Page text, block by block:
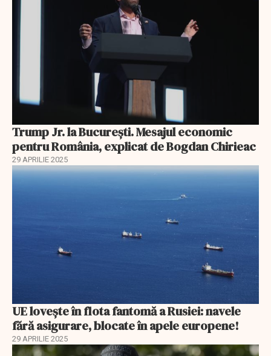
Trump Jr. la București. Mesajul economic
pentru România, explicat de Bogdan Chirieac
29 APRILIE 2025
UE lovește în flota fantomă a Rusiei: navele
fără asigurare, blocate în apele europene!
29 APRILIE 2025